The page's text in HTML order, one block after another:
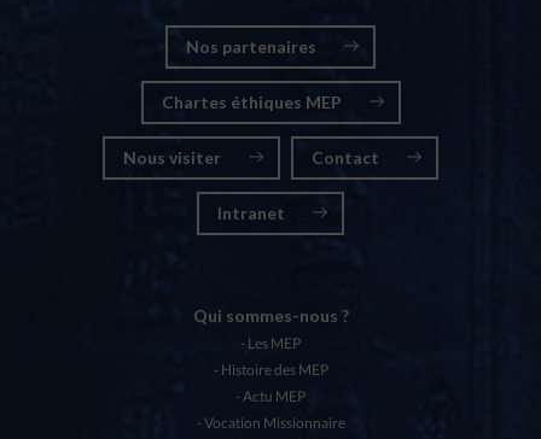
Nos partenaires
Chartes éthiques MEP
Nous visiter Contact
Intranet
Qui sommes-nous ?
Les MEP
Histoire des MEP
Actu MEP
Vocation Missionnaire